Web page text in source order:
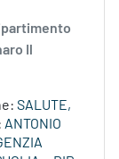
Il
SALUTE,
ANTONIO